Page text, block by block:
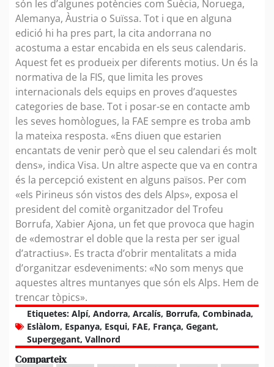
són les d’algunes potències com Suècia, Noruega,
Alemanya, Àustria o Suïssa. Tot i que en alguna
edició hi ha pres part, la cita andorrana no
acostuma a estar encabida en els seus calendaris.
Aquest fet es produeix per diferents motius. Un és la
normativa de la FIS, que limita les proves
internacionals dels equips en proves d’aquestes
categories de base. Tot i posar-se en contacte amb
les seves homòlogues, la FAE sempre es troba amb
la mateixa resposta. «Ens diuen que estarien
encantats de venir però que el seu calendari és molt
dens», indica Visa. Un altre aspecte que va en contra
és la percepció existent en alguns països. Per com
«els Pirineus són vistos des dels Alps», exposa el
president del comitè organitzador del Trofeu
Borrufa, Xabier Ajona, un fet que provoca que hagin
de «demostrar el doble que la resta per ser igual
d’atractius». Es tracta d’obrir mentalitats a mida
d’organitzar esdeveniments: «No som menys que
aquestes altres muntanyes que són els Alps. Hem de
trencar tòpics».
Etiquetes: Alpí, Andorra, Arcalís, Borrufa, Combinada,
Eslàlom, Espanya, Esqui, FAE, França, Gegant,
Supergegant, Vallnord
Comparteix